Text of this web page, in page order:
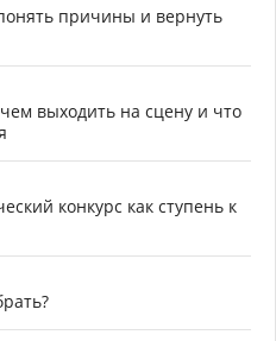
причины и вернуть
выходить на сцену и что
конкурс как ступень к